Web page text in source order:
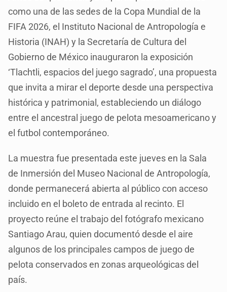
como una de las sedes de la Copa Mundial de la
FIFA 2026, el Instituto Nacional de Antropología e
Historia (INAH) y la Secretaría de Cultura del
Gobierno de México inauguraron la exposición
‘Tlachtli, espacios del juego sagrado’, una propuesta
que invita a mirar el deporte desde una perspectiva
histórica y patrimonial, estableciendo un diálogo
entre el ancestral juego de pelota mesoamericano y
el futbol contemporáneo.
La muestra fue presentada este jueves en la Sala
de Inmersión del Museo Nacional de Antropología,
donde permanecerá abierta al público con acceso
incluido en el boleto de entrada al recinto. El
proyecto reúne el trabajo del fotógrafo mexicano
Santiago Arau, quien documentó desde el aire
algunos de los principales campos de juego de
pelota conservados en zonas arqueológicas del
país.